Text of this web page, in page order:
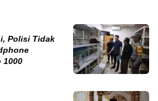
Polisi Tidak
1000